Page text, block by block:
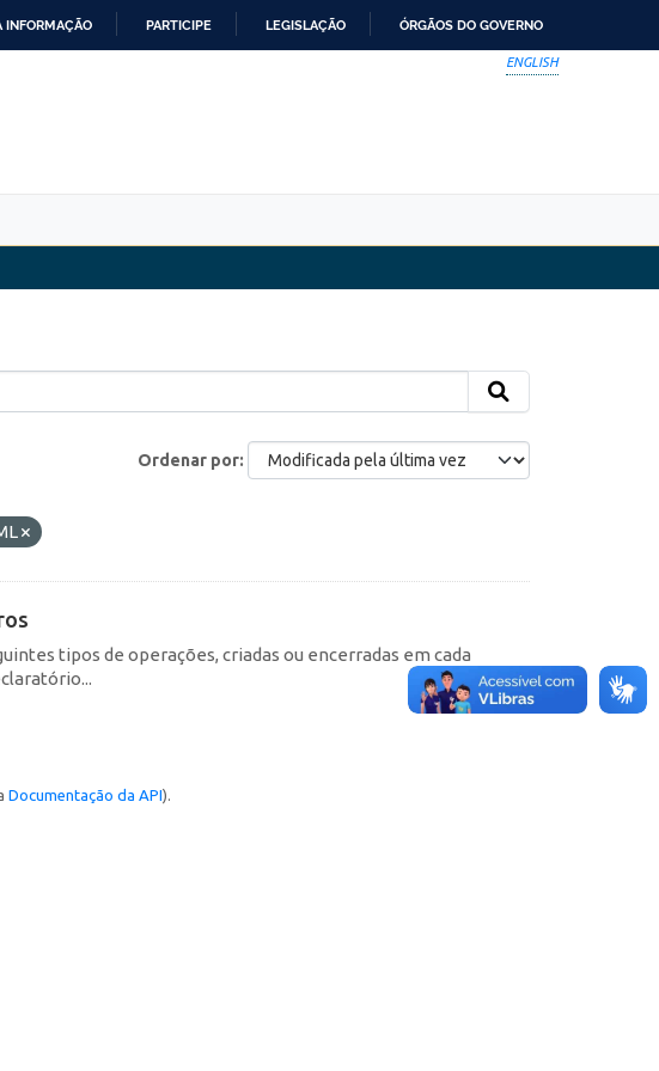
INFORMAÇÃO PARTICIPE LEGISLAÇÃO ÓRGÃOS DO GOVERNO
ENGLISH
Ordenar por
tipos de operações, criadas ou encerradas em cada
Documentação da API).